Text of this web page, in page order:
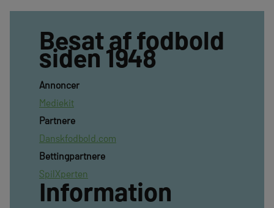
Besat af fodbold
siden 1948
Annoncer
Mediekit
Partnere
Danskfodbold.com
Bettingpartnere
SpilXperten
Information